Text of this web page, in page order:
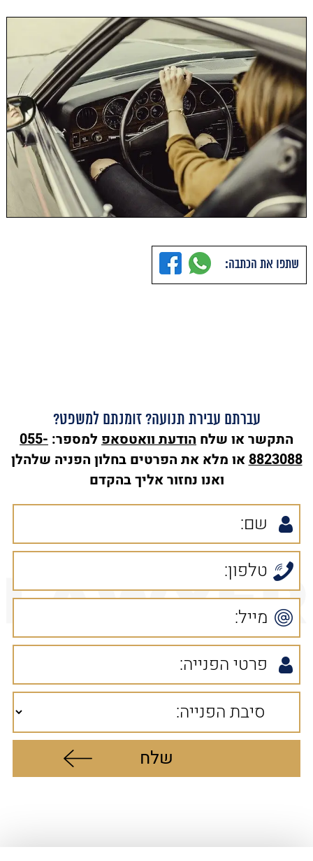
שתפו את הכתבה:
עברתם עבירת תנועה? זומנתם למשפט?
התקשר או שלח הודעת וואטסאפ למספר: 055-
8823088 או מלא את הפרטים בחלון הפניה שלהלן
ואנו נחזור אליך בהקדם